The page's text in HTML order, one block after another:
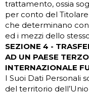
trattamento, ossia
per conto del
che determinano
ed i mezzi dello
SEZIONE 4 -
AD UN PAESE
INTERNAZIONALE
I Suoi Dati Personali
del territorio